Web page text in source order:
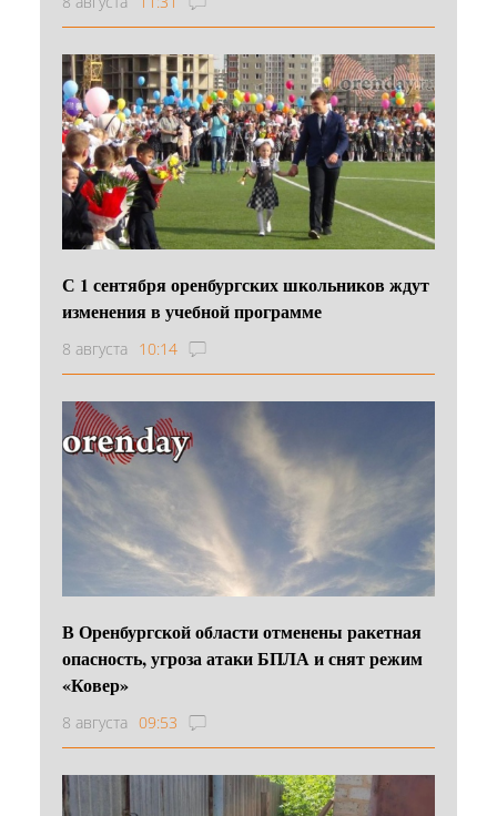
С 1 сентября оренбургских школьников ждут
изменения в учебной программе
8 августа 10:14
В Оренбургской области отменены ракетная
опасность, угроза атаки БПЛА и снят режим
«Ковер»
8 августа 09:53